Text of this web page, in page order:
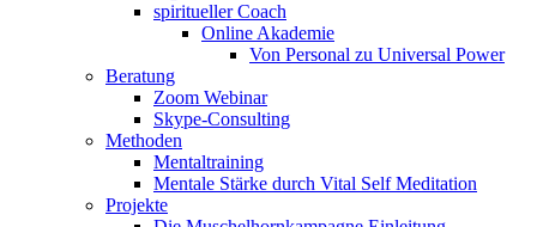
spiritueller Coach
Online Akademie
Von Personal zu Universal Power
Beratung
Zoom Webinar
Skype-Consulting
Methoden
Mentaltraining
Mentale Stärke durch Vital Self Meditation
Projekte